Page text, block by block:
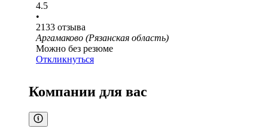
4.5
•
2133 отзыва
Аргамаково (Рязанская область)
Можно без резюме
Откликнуться
Компании для вас